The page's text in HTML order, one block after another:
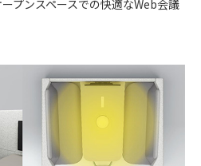
プンスペースでの快適なWeb会議